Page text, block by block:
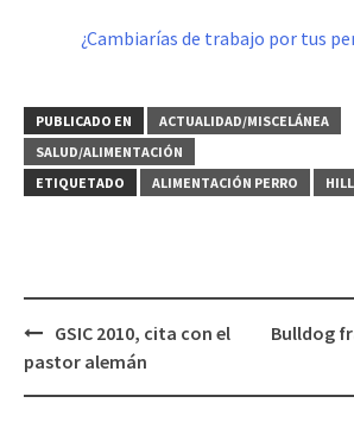
¿Cambiarías de trabajo por tus
PUBLICADO EN
ACTUALIDAD/MISCELÁNEA
SALUD/ALIMENTACIÓN
ETIQUETADO
ALIMENTACIÓN PERRO
Navegación
de
entradas
GSIC 2010, cita con el
pastor alemán
Bulldog